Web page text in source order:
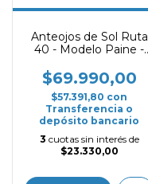
Anteojos de Sol Ruta
40 - Modelo Paine -
$69.990,00
$57.391,80 con
Transferencia o
depósito bancario
3 cuotas sin interés de
$23.330,00